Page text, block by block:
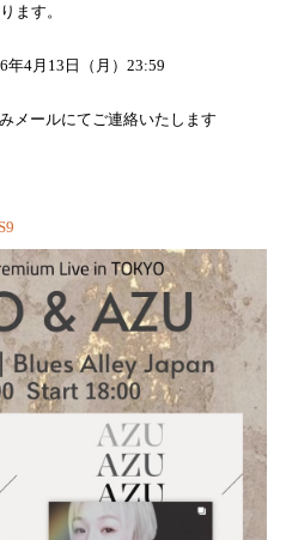
ます。
年4月13日（月）23:59
メールにてご連絡いたします